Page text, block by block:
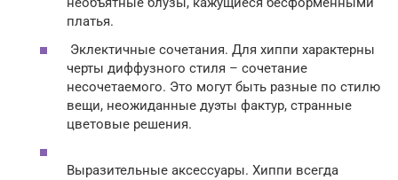
платья.
Эклектичные сочетания. Для хиппи характерны
черты диффузного стиля – сочетание
несочетаемого. Это могут быть разные по стилю
вещи, неожиданные дуэты фактур, странные
цветовые решения.
Выразительные аксессуары. Хиппи всегда